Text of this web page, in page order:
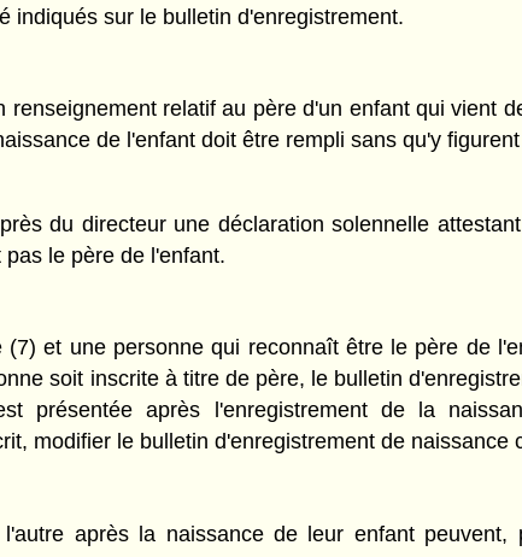
indiqués sur le bulletin d'enregistrement.
renseignement relatif au père d'un enfant qui vient
de l'enfant doit être rempli sans qu'y
du directeur une déclaration solennelle
le père de l'enfant.
et une personne qui reconnaît être le père de
soit inscrite à titre de père, le bulletin
présentée après l'enregistrement de la
modifier le bulletin d'enregistrement de naissance
après la naissance de leur enfant